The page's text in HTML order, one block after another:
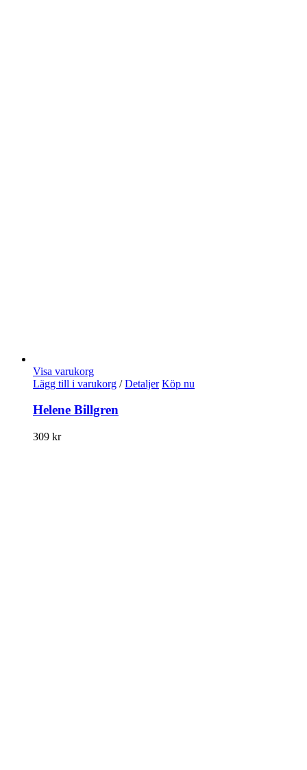
Visa varukorg
Lägg till i varukorg / Detaljer Köp nu
Helene Billgren
309 kr